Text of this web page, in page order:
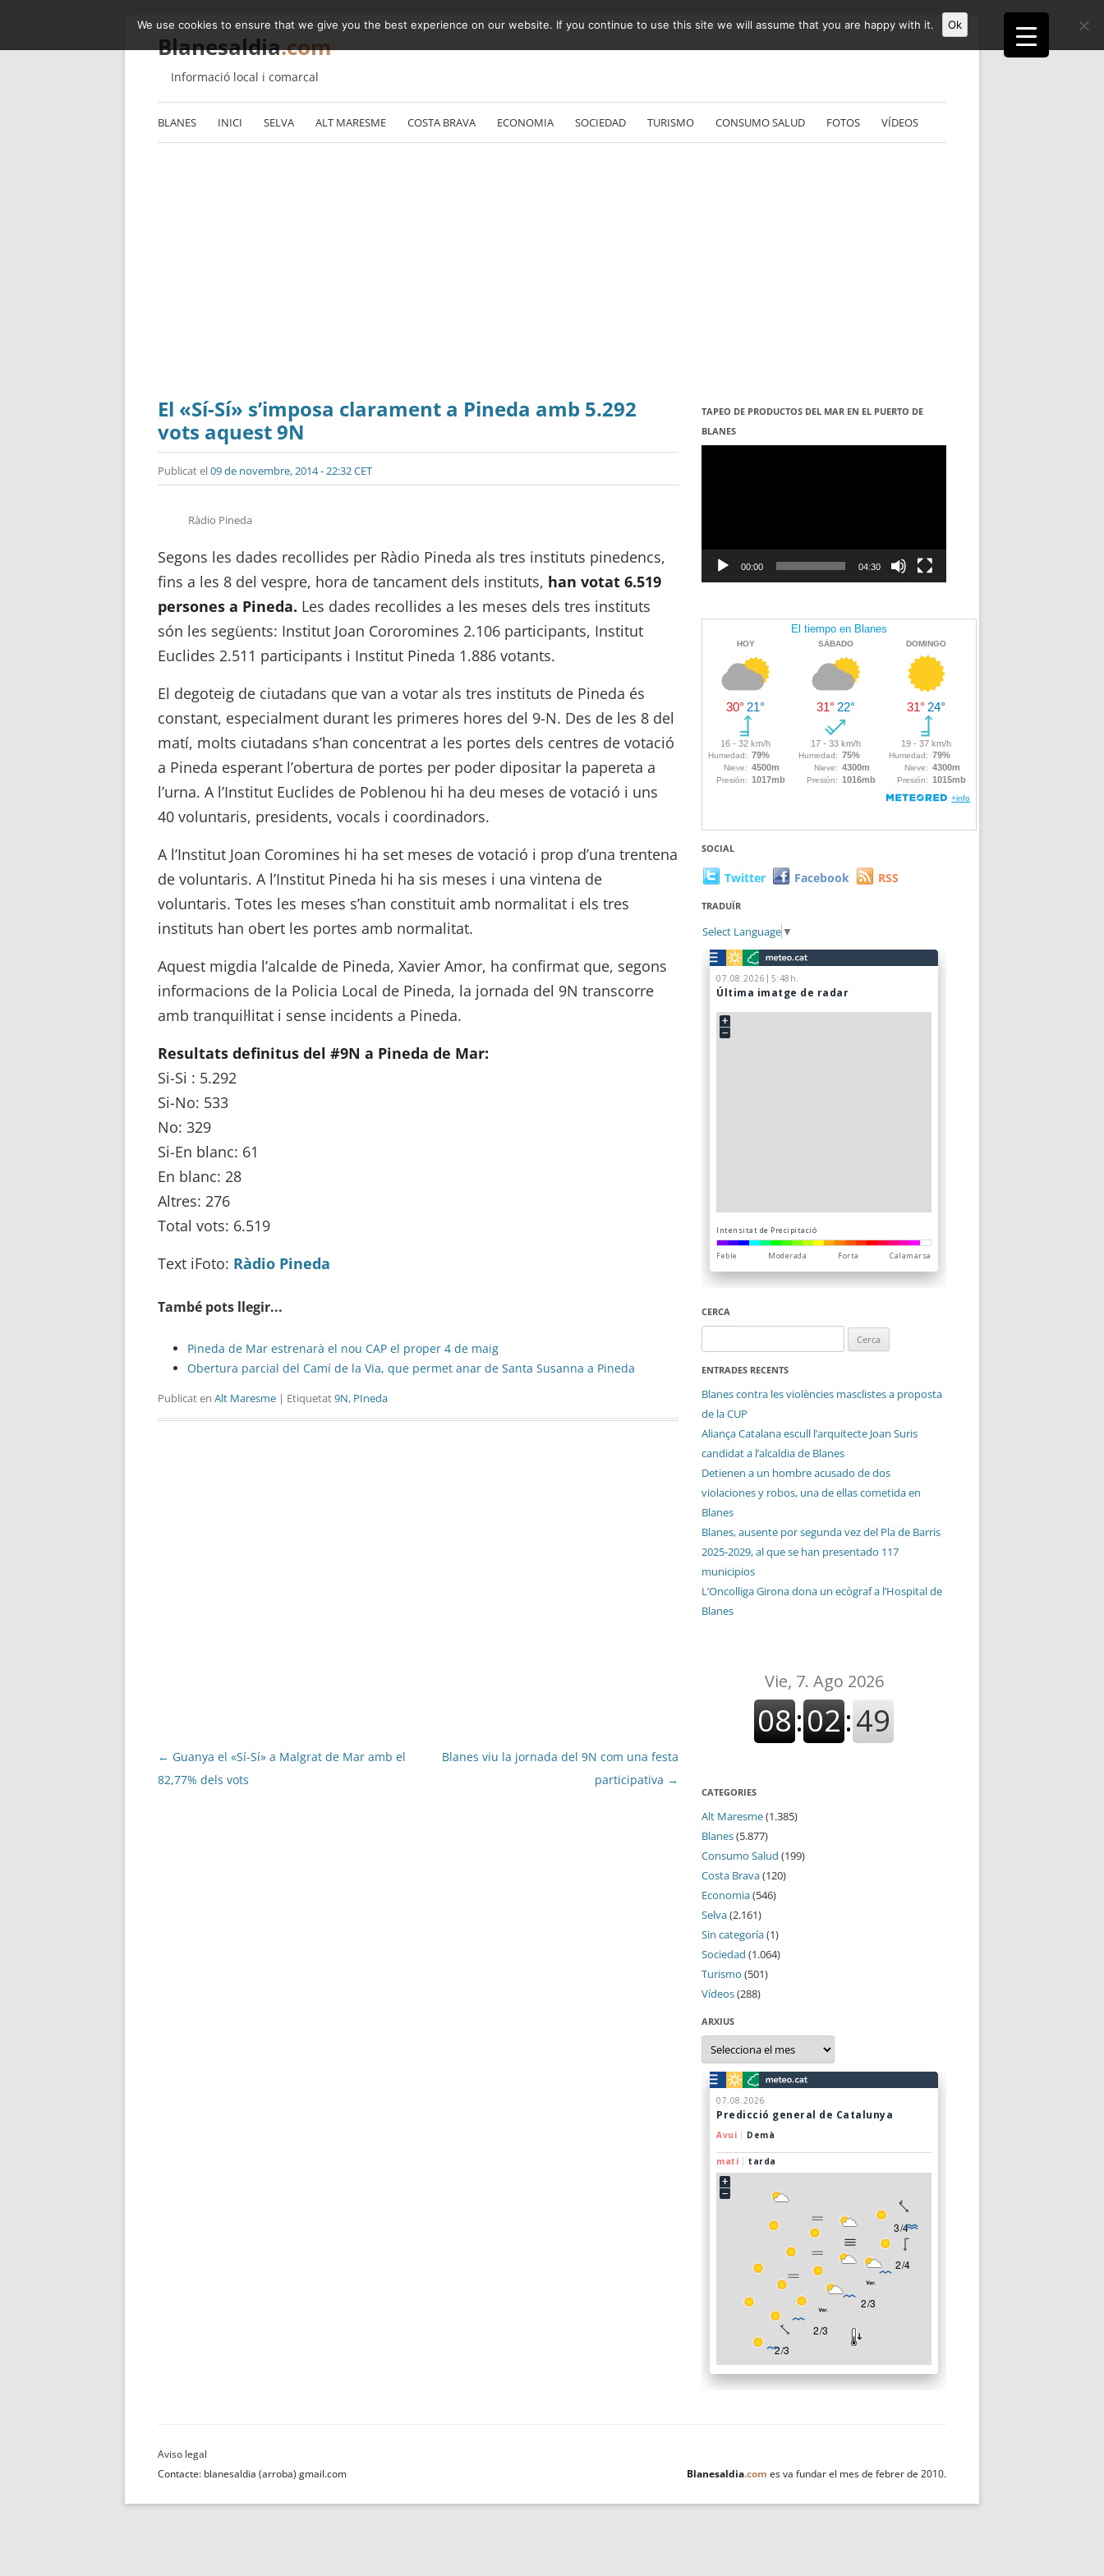
Blanesaldia.com
Informació local i comarcal
Vés
al
contingut
BLANES INICI SELVA ALT MARESME COSTA BRAVA ECONOMIA SOCIEDAD TURISMO CONSUMO SALUD FOTOS VÍDEOS
El «Sí-Sí» s’imposa clarament a Pineda amb 5.292
vots aquest 9N
Publicat el09 de novembre, 2014 - 22:32 CET
Ràdio Pineda
Segons les dades recollides per Ràdio Pineda als tres instituts pinedencs,
fins a les 8 del vespre, hora de tancament dels instituts, han votat 6.519
persones a Pineda. Les dades recollides a les meses dels tres instituts
són les següents: Institut Joan Cororomines 2.106 participants, Institut
Euclides 2.511 participants i Institut Pineda 1.886 votants.
El degoteig de ciutadans que van a votar als tres instituts de Pineda és
constant, especialment durant les primeres hores del 9-N. Des de les 8 del
matí, molts ciutadans s’han concentrat a les portes dels centres de votació
a Pineda esperant l’obertura de portes per poder dipositar la papereta a
l’urna. A l’Institut Euclides de Poblenou hi ha deu meses de votació i uns
40 voluntaris, presidents, vocals i coordinadors.
A l’Institut Joan Coromines hi ha set meses de votació i prop d’una trentena
de voluntaris. A l’Institut Pineda hi ha sis meses i una vintena de
voluntaris. Totes les meses s’han constituit amb normalitat i els tres
instituts han obert les portes amb normalitat.
Aquest migdia l’alcalde de Pineda, Xavier Amor, ha confirmat que, segons
informacions de la Policia Local de Pineda, la jornada del 9N transcorre
amb tranquil·litat i sense incidents a Pineda.
Resultats definitus del #9N a Pineda de Mar:
Si-Si : 5.292
Si-No: 533
No: 329
Si-En blanc: 61
En blanc: 28
Altres: 276
Total vots: 6.519
Text iFoto: Ràdio Pineda
També pots llegir...
Pineda de Mar estrenarà el nou CAP el proper 4 de maig
Obertura parcial del Camí de la Via, que permet anar de Santa Susanna a Pineda
Publicat en Alt Maresme | Etiquetat9N, PIneda
Navegació
per
← Guanya el «Sí-Sí» a Malgrat de Mar amb el
82,77% dels vots
Blanes viu la jornada del 9N com una festa
participativa →
TAPEO DE PRODUCTOS DEL MAR EN EL PUERTO DE
BLANES
Reproductor
00:00 04:30
SOCIAL
Twitter Facebook RSS
TRADUÏR
Select Language ▼
CERCA
ENTRADES RECENTS
Blanes contra les violències masclistes a proposta
de la CUP
Aliança Catalana escull l’arquitecte Joan Suris
candidat a l’alcaldia de Blanes
Detienen a un hombre acusado de dos
violaciones y robos, una de ellas cometida en
Blanes
Blanes, ausente por segunda vez del Pla de Barris
2025-2029, al que se han presentado 117
municipios
L’Oncolliga Girona dona un ecògraf a l’Hospital de
Blanes
CATEGORIES
Alt Maresme(1.385)
Blanes(5.877)
Consumo Salud (199)
Costa Brava(120)
Economia(546)
Selva(2.161)
Sin categoría(1)
Sociedad (1.064)
Turismo (501)
Vídeos(288)
ARXIUS
Arxius
Contacte: blanesaldia (arroba) gmail.com Blanesaldia.com es va fundar el mes de febrer de 2010.
We use cookies to ensure that we give you the best experience on our website. If you continue to use this site we will assume that you are happy with it. Ok